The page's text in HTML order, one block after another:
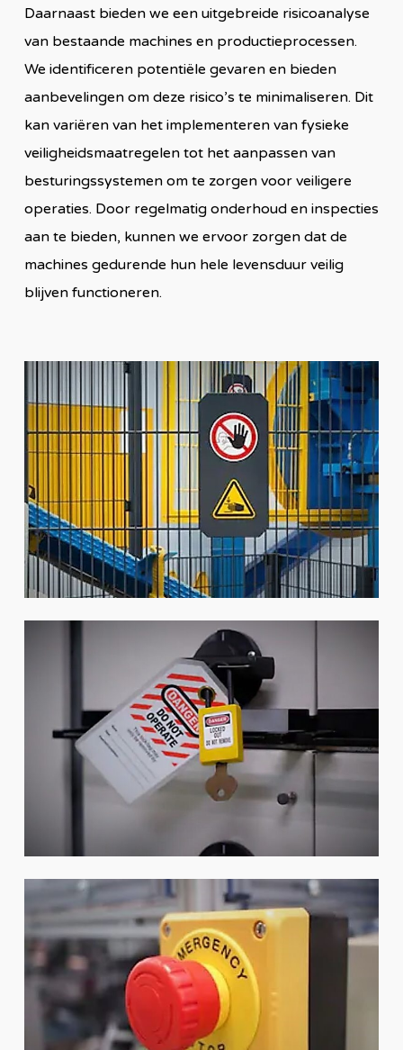
Daarnaast bieden we een uitgebreide risicoanalyse
van bestaande machines en productieprocessen.
We identificeren potentiële gevaren en bieden
aanbevelingen om deze risico’s te minimaliseren. Dit
kan variëren van het implementeren van fysieke
veiligheidsmaatregelen tot het aanpassen van
besturingssystemen om te zorgen voor veiligere
operaties. Door regelmatig onderhoud en inspecties
aan te bieden, kunnen we ervoor zorgen dat de
machines gedurende hun hele levensduur veilig
blijven functioneren.